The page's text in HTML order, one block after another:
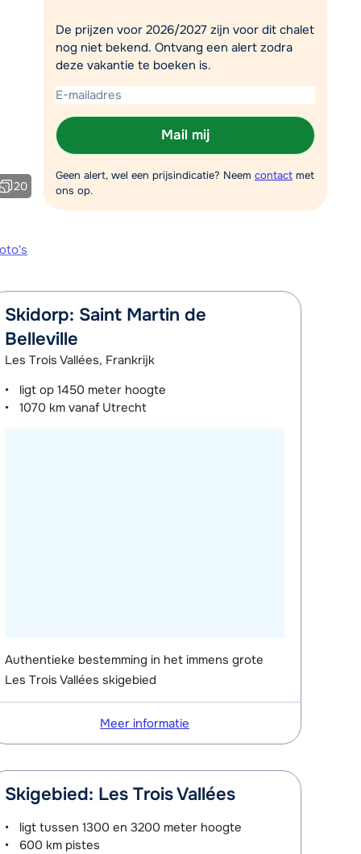
Plan een terugbelverzoek
om 09:00 uur.
Bel ons via 0348 - 43 46 49
20
De prijzen voor 2026/2027 zijn voor dit chalet
nog niet bekend. Ontvang een alert zodra
deze vakantie te boeken is.
Mail mij
Geen alert, wel een prijsindicatie? Neem contact met
ons op.
Skidorp: Saint Martin de
Belleville
Les Trois Vallées, Frankrijk
ligt op1450 meter hoogte
1070 km vanaf Utrecht
Authentieke bestemming in het immens grote
Les Trois Vallées skigebied
Meer informatie
Skigebied: Les Trois Vallées
ligt tussen1300 en 3200 meter hoogte
600 km pistes